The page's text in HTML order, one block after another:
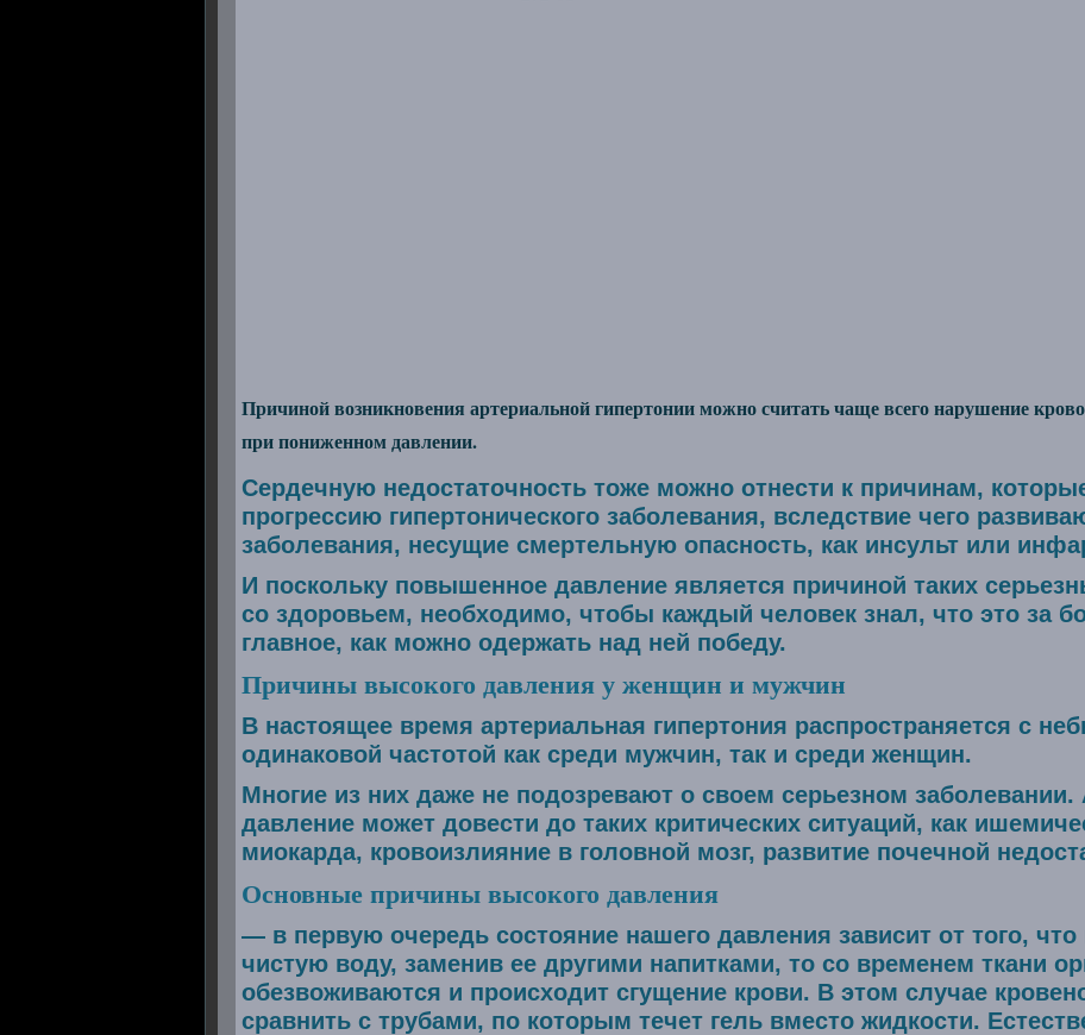
Причиной возникновения артериальной гипертонии можно считать чаще всего нарушение
при пониженном давлении.
Сердечную недостаточность тоже можно отнести к причинам,
прогрессию гипертонического заболевания, вследствие чего
заболевания, несущие смертельную опасность, как инсульт или
И поскольку повышенное давление является причиной таких
со здоровьем, необходимо, чтобы каждый человек знал, что это за
главное, как можно одержать над ней победу.
Причины высокого давления у женщин и мужчин
В настоящее время артериальная гипертония распространяется с
одинаковой частотой как среди мужчин, так и среди женщин.
Многие из них даже не подозревают о своем серьезном
давление может довести до таких критических ситуаций, как
миокарда, кровоизлияние в головной мозг, развитие почечной
Основные причины высокого давления
— в первую очередь состояние нашего давления зависит от того,
чистую воду, заменив ее другими напитками, то со временем ткани
обезвоживаются и происходит сгущение крови. В этом случае
сравнить с трубами, по которым течет гель вместо жидкости.